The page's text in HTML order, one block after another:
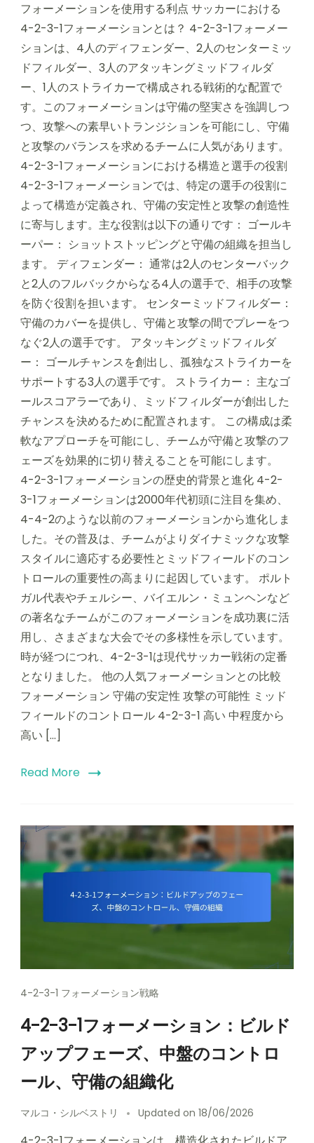
フォーメーションを使用する利点 サッカーにおける
4-2-3-1フォーメーションとは？ 4-2-3-1フォーメー
ションは、4人のディフェンダー、2人のセンターミッ
ドフィルダー、3人のアタッキングミッドフィルダ
ー、1人のストライカーで構成される戦術的な配置で
す。このフォーメーションは守備の堅実さを強調しつ
つ、攻撃への素早いトランジションを可能にし、守備
と攻撃のバランスを求めるチームに人気があります。
4-2-3-1フォーメーションにおける構造と選手の役割
4-2-3-1フォーメーションでは、特定の選手の役割に
よって構造が定義され、守備の安定性と攻撃の創造性
に寄与します。主な役割は以下の通りです： ゴールキ
ーパー： ショットストッピングと守備の組織を担当し
ます。 ディフェンダー： 通常は2人のセンターバック
と2人のフルバックからなる4人の選手で、相手の攻撃
を防ぐ役割を担います。 センターミッドフィルダー：
守備のカバーを提供し、守備と攻撃の間でプレーをつ
なぐ2人の選手です。 アタッキングミッドフィルダ
ー： ゴールチャンスを創出し、孤独なストライカーを
サポートする3人の選手です。 ストライカー： 主なゴ
ールスコアラーであり、ミッドフィルダーが創出した
チャンスを決めるために配置されます。 この構成は柔
軟なアプローチを可能にし、チームが守備と攻撃のフ
ェーズを効果的に切り替えることを可能にします。
4-2-3-1フォーメーションの歴史的背景と進化 4-2-
3-1フォーメーションは2000年代初頭に注目を集め、
4-4-2のような以前のフォーメーションから進化しま
した。その普及は、チームがよりダイナミックな攻撃
スタイルに適応する必要性とミッドフィールドのコン
トロールの重要性の高まりに起因しています。 ポルト
ガル代表やチェルシー、バイエルン・ミュンヘンなど
の著名なチームがこのフォーメーションを成功裏に活
用し、さまざまな大会でその多様性を示しています。
時が経つにつれ、4-2-3-1は現代サッカー戦術の定番
となりました。 他の人気フォーメーションとの比較
フォーメーション 守備の安定性 攻撃の可能性 ミッド
フィールドのコントロール 4-2-3-1 高い 中程度から
高い […]
Read More
4-2-3-1 フォーメーション戦略
4-2-3-1フォーメーション：ビルド
アップフェーズ、中盤のコントロ
ール、守備の組織化
マルコ・シルベストリ Updated on 18/06/2026